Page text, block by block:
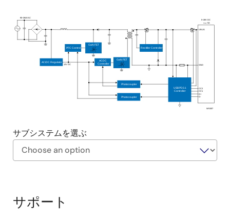
USB PD 3.1 EPR規格(最大28V)に準拠
interactive
block
diagram
GaN FET
WS007
90~264VAC
AC/DC Regulator
PFC Control
ACDC
Controller
Photocoupler
Photocoupler
12V DC
Rectifier Controller
VBUS
GND
CC2
CC1
D+
D-
USB PD3.1
Controller
5~28V DC
max 5A
GaN FET
サブシステムを選ぶ
Diagram
サポート